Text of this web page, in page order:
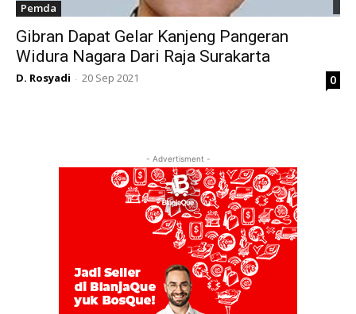
Pemda
Gibran Dapat Gelar Kanjeng Pangeran
Widura Nagara Dari Raja Surakarta
D. Rosyadi - 20 Sep 2021 0
- Advertisment -